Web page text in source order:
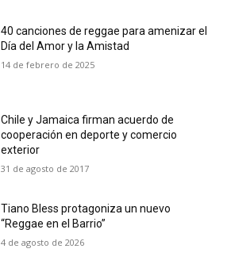
40 canciones de reggae para amenizar el
Día del Amor y la Amistad
14 de febrero de 2025
Chile y Jamaica firman acuerdo de
cooperación en deporte y comercio
exterior
31 de agosto de 2017
Tiano Bless protagoniza un nuevo
“Reggae en el Barrio”
4 de agosto de 2026